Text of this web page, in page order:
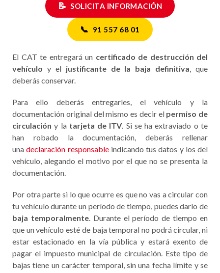
📝 SOLICITA INFORMACIÓN
📞 91 557 68 01
El CAT te entregará un certificado de destrucción del
vehículo y el justificante de la baja definitiva, que
deberás conservar.
Para ello deberás entregarles, el vehículo y la
documentación original del mismo es decir el permiso de
circulación y la tarjeta de ITV. Si se ha extraviado o te
han robado la documentación, deberás rellenar
unadeclaración responsableindicando tus datos y los del
vehículo, alegando el motivo por el que no se presenta la
documentación.
Por otra parte si lo que ocurre es que no vas a circular con
tu vehículo durante un período de tiempo, puedes darlo de
baja temporalmente. Durante el período de tiempo en
que un vehículo esté de baja temporal no podrá circular, ni
estar estacionado en la vía pública y estará exento de
pagar el impuesto municipal de circulación. Este tipo de
bajas tiene un carácter temporal, sin una fecha límite y se